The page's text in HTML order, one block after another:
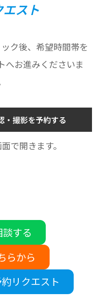
スト
ク後、希望時間帯を
へお進みくださいま
・撮影を予約する
で開きます。
する
らから
リクエスト